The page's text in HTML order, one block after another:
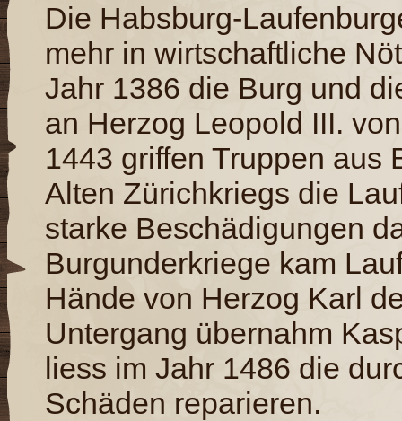
Die Habsburg-
mehr in wirtschaftliche
Jahr 1386 die Burg und
an Herzog Leopold III.
1443 griffen Truppen aus
Alten Zürichkriegs die
starke Beschädigungen
Burgunderkriege kam
Hände von Herzog Karl
Untergang übernahm
liess im Jahr 1486 die
Schäden reparieren.